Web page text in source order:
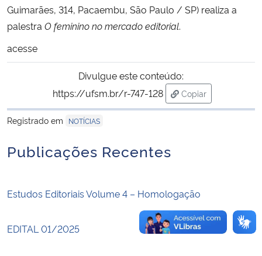
Ministério da Mulher, da Família e dos Direitos Humanos
Gabinete de Segurança Institucional
Banco Central do Brasil
Planalto
Guimarães, 314, Pacaembu, São Paulo / SP) realiza a
palestra O feminino no mercado editorial.
acesse
Divulgue este conteúdo:
https://ufsm.br/r-747-128
Copiar
para área de
Registrado em
NOTÍCIAS
Publicações Recentes
Estudos Editoriais Volume 4 – Homologação
EDITAL 01/2025